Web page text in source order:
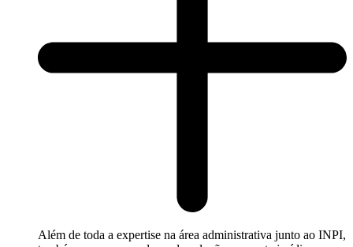
Além de toda a expertise na área administrativa junto ao INPI,